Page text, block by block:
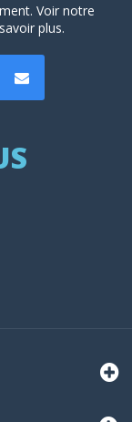
Voir notre
plus.